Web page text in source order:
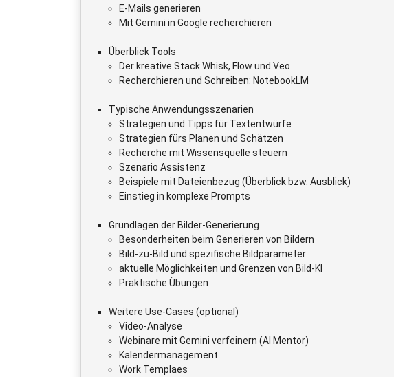
E-Mails generieren
Mit Gemini in Google recherchieren
Überblick Tools
Der kreative Stack Whisk, Flow und Veo
Recherchieren und Schreiben: NotebookLM
Typische Anwendungsszenarien
Strategien und Tipps für Textentwürfe
Strategien fürs Planen und Schätzen
Recherche mit Wissensquelle steuern
Szenario Assistenz
Beispiele mit Dateienbezug (Überblick bzw. Ausblick)
Einstieg in komplexe Prompts
Grundlagen der Bilder-Generierung
Besonderheiten beim Generieren von Bildern
Bild-zu-Bild und spezifische Bildparameter
aktuelle Möglichkeiten und Grenzen von Bild-KI
Praktische Übungen
Weitere Use-Cases (optional)
Video-Analyse
Webinare mit Gemini verfeinern (AI Mentor)
Kalendermanagement
Work Templaes